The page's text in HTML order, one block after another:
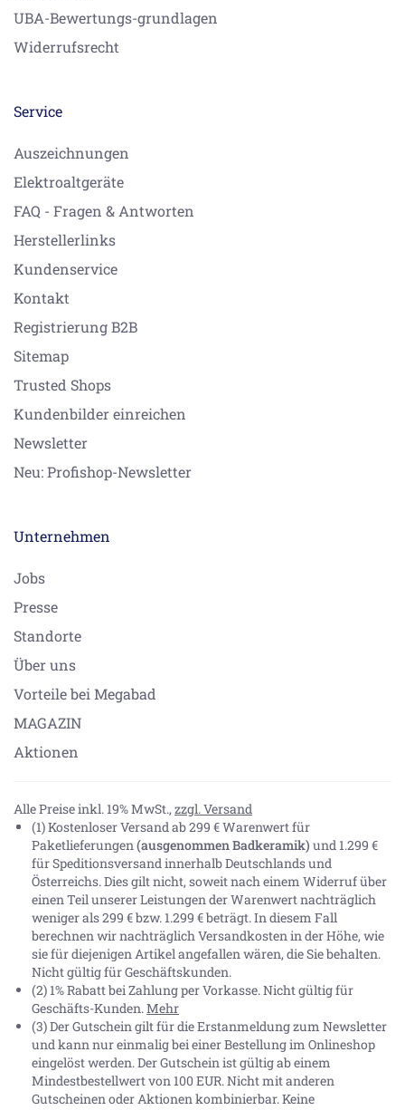
UBA-Bewertungs-grundlagen
Widerrufsrecht
Service
Auszeichnungen
Elektroaltgeräte
FAQ - Fragen & Antworten
Herstellerlinks
Kundenservice
Kontakt
Registrierung B2B
Sitemap
Trusted Shops
Kundenbilder einreichen
Newsletter
Neu: Profishop-Newsletter
Unternehmen
Jobs
Presse
Standorte
Über uns
Vorteile bei Megabad
MAGAZIN
Aktionen
Alle Preise inkl. 19% MwSt., zzgl. Versand
(1) Kostenloser Versand ab 299 € Warenwert für
Paketlieferungen(ausgenommen Badkeramik) und 1.299 €
für Speditionsversand innerhalb Deutschlands und
Österreichs. Dies gilt nicht, soweit nach einem Widerruf über
einen Teil unserer Leistungen der Warenwert nachträglich
weniger als 299 € bzw. 1.299 € beträgt. In diesem Fall
berechnen wir nachträglich Versandkosten in der Höhe, wie
sie für diejenigen Artikel angefallen wären, die Sie behalten.
Nicht gültig für Geschäftskunden.
(2) 1% Rabatt bei Zahlung per Vorkasse. Nicht gültig für
Geschäfts-Kunden.Mehr
(3) Der Gutschein gilt für die Erstanmeldung zum Newsletter
und kann nur einmalig bei einer Bestellung im Onlineshop
eingelöst werden. Der Gutschein ist gültig ab einem
Mindestbestellwert von 100 EUR. Nicht mit anderen
Gutscheinen oder Aktionen kombinierbar. Keine